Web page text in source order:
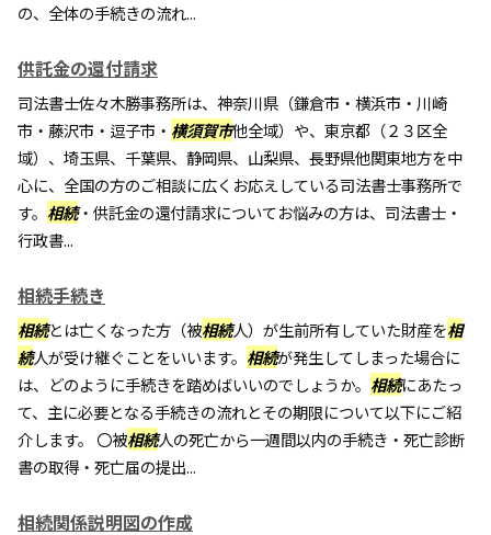
の、全体の手続きの流れ...
供託金の還付請求
司法書士佐々木勝事務所は、神奈川県（鎌倉市・横浜市・川崎
市・藤沢市・逗子市・ 横須賀市他全域）や、東京都（２３区全
域）、埼玉県、千葉県、静岡県、山梨県、長野県他関東地方を中
心に、全国の方のご相談に広くお応えしている司法書士事務所で
す。 相続・供託金の還付請求についてお悩みの方は、司法書士・
行政書...
相続手続き
相続とは亡くなった方（被相続人）が生前所有していた財産を相
続人が受け継ぐことをいいます。 相続が発生してしまった場合に
は、どのように手続きを踏めばいいのでしょうか。 相続にあたっ
て、主に必要となる手続きの流れとその期限について以下にご紹
介します。 〇被相続人の死亡から一週間以内の手続き・死亡診断
書の取得・死亡届の提出...
相続関係説明図の作成